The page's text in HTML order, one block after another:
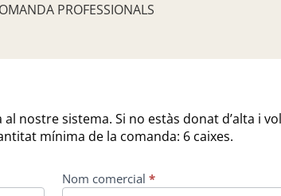
PROFESSIONALS
nostre sistema. Si no estàs donat d’alta i
mínima de la comanda: 6 caixes.
Nom comercial*